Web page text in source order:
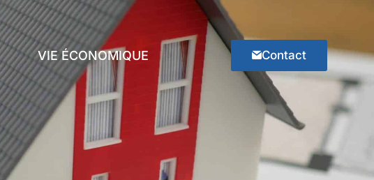
VIE ÉCONOMIQUE Contact